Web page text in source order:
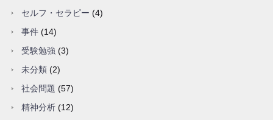
セルフ・セラピー (4)
事件 (14)
受験勉強 (3)
未分類 (2)
社会問題 (57)
精神分析 (12)